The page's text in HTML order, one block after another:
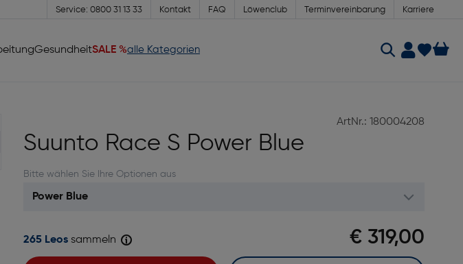
Service: 0800 31 13 33 Kontakt FAQ Löwenclub Terminvereinbarung Karriere
GesundheitSALE %alle Kategorien
ArtNr.: 180004208
Suunto Race S Power Blue
Bitte wählen Sie Ihre Optionen aus
€ 319,00
265 Leos sammeln